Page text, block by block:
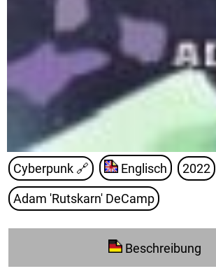
Cyberpunk 🔗 Englisch 2022
Adam 'Rutskarn' DeCamp
Beschreibung